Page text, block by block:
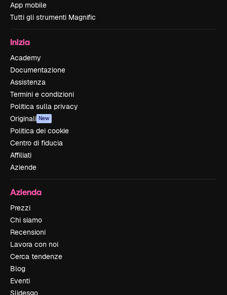
App mobile
Tutti gli strumenti Magnific
Inizia
Academy
Documentazione
Assistenza
Termini e condizioni
Politica sulla privacy
Originali New
Politica dei cookie
Centro di fiducia
Affiliati
Aziende
Azienda
Prezzi
Chi siamo
Recensioni
Lavora con noi
Cerca tendenze
Blog
Eventi
Slidesgo